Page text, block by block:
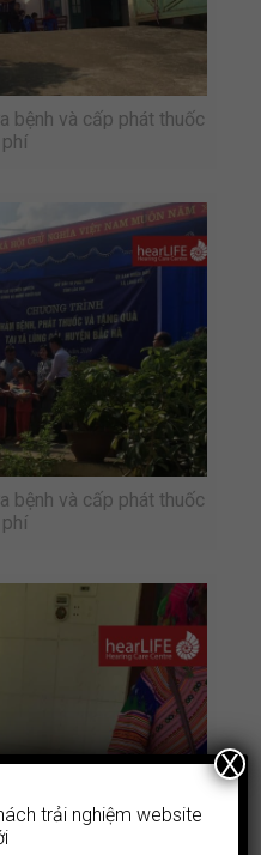
bệnh và cấp phát thuốc
bệnh và cấp phát thuốc
trải nghiệm website
X